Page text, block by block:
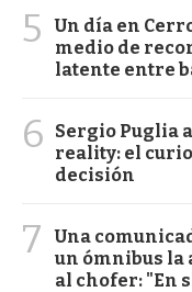
5
Un día en
medio de
latente entre
6
Sergio Puglia
reality: el
decisión
7
Una
un ómnibus la
al chofer: "En